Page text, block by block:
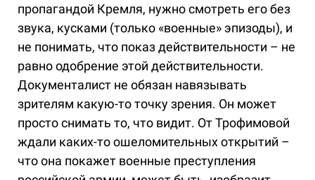
пропагандой Кремля, нужно смотреть его без
звука, кусками (только «военные» эпизоды), и
не понимать, что показ действительности – не
равно одобрение этой действительности.
Документалист не обязан навязывать
зрителям какую-то точку зрения. Он может
просто снимать то, что видит. От Трофимовой
ждали каких-то ошеломительных открытий –
что она покажет военные преступления